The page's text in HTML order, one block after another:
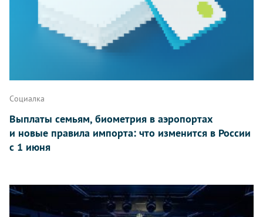
Социалка
Выплаты семьям, биометрия в аэропортах
и новые правила импорта: что изменится в России
с 1 июня